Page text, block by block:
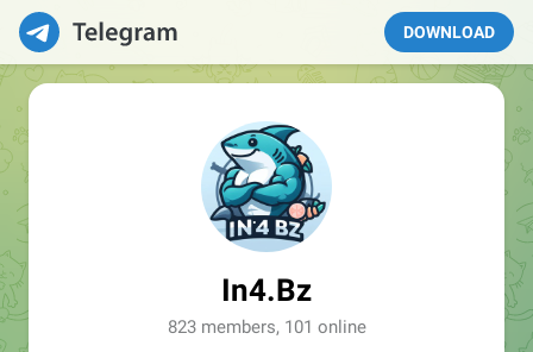
DOWNLOAD
In4.Bz
823 members, 101 online